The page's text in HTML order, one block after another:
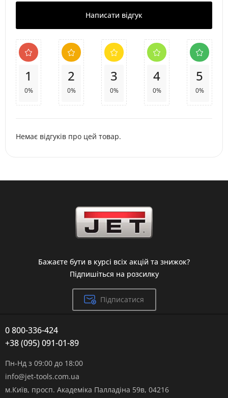
Написати відгук
1
0%
2
0%
3
0%
4
0%
5
0%
Немає відгуків про цей товар.
Бажаєте бути в курсі всіх акцій та знижок?
Підпишіться на розсилку
Підписатися
0 800-336-424
+38 (095) 091-01-89
Пн-Нд з 09:00 до 18:00
info@jet-tools.com.ua
м.Київ, просп. Академіка Палладіна 59в, 04216